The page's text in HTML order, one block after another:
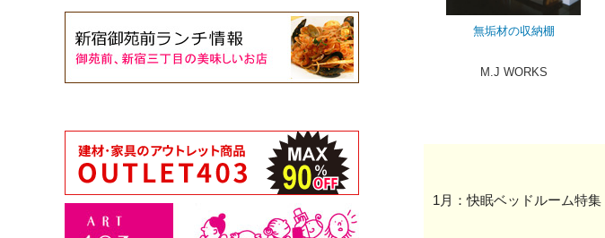
無垢材の収納棚
M.J WORKS
1月：快眠ベッドルーム特集